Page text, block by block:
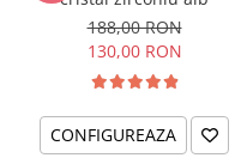
188,00 RON
130,00 RON
CONFIGUREAZA